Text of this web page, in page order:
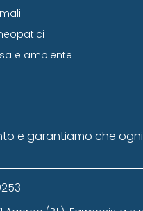
e ambiente
e garantiamo che ogni